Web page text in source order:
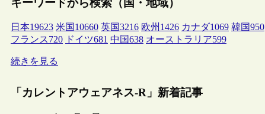
日本19623 米国 10660 英国3216 欧州 1426 カナダ1069 韓国950
フランス720 ドイツ681 中国638 オーストラリア599
続きを見る
「カレントアウェアネス-R」新着記事